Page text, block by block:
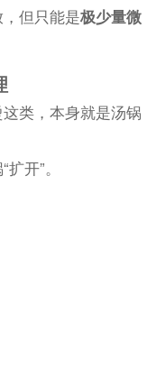
但只能是极少量微
类，本身就是汤锅
开”。